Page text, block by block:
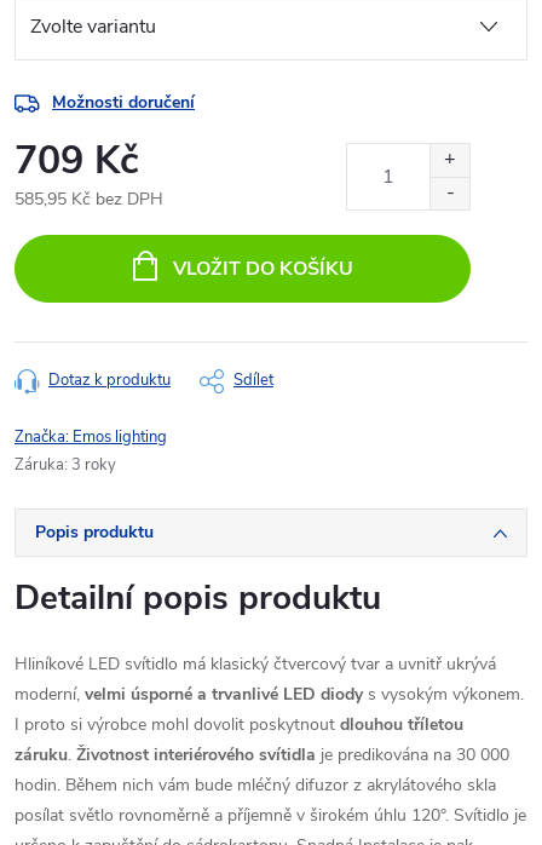
Možnosti doručení
709 Kč
585,95 Kč bez DPH
cena:
VLOŽIT DO KOŠÍKU
Dotaz k produktu Sdílet
Značka: Emos lighting
Záruka: 3 roky
Popis produktu
Detailní popis produktu
Hliníkové LED svítidlo má klasický čtvercový tvar a uvnitř ukrývá
moderní, velmi úsporné a trvanlivé LED diody s vysokým výkonem.
I proto si výrobce mohl dovolit poskytnout dlouhou tříletou
záruku. Životnost interiérového svítidla je predikována na 30 000
hodin. Během nich vám bude mléčný difuzor z akrylátového skla
posílat světlo rovnoměrně a příjemně v širokém úhlu 120°. Svítidlo je